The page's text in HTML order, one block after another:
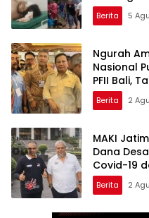
Berita 5
Ngurah
Nasional
PFII Bali,
Berita 2
MAKI
Dana
Covid-19
Segera
Berita 2